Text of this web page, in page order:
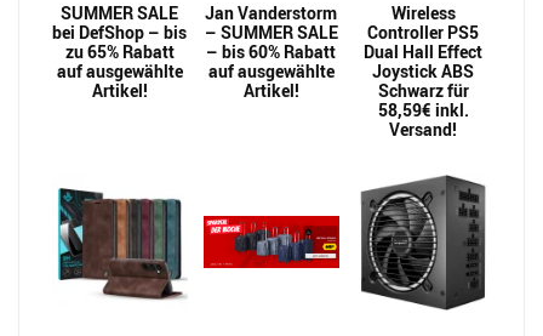
SUMMER SALE
bei DefShop – bis
zu 65% Rabatt
auf ausgewählte
Artikel!
Jan Vanderstorm
– SUMMER SALE
– bis 60% Rabatt
auf ausgewählte
Artikel!
Wireless
Controller PS5
Dual Hall Effect
Joystick ABS
Schwarz für
58,59€ inkl.
Versand!